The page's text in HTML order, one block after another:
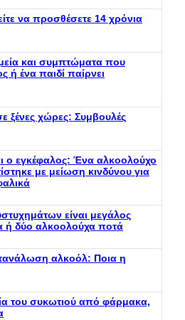
να προσθέσετε 14 χρόνια
και συμπτώματα που
ή ένα παιδί παίρνει
ξένες χώρες: Συμβουλές
ο εγκέφαλος: Ένα αλκοολούχο
με μείωση κινδύνου για
είναι μεγάλος
ή δύο αλκοολούχα ποτά
αλκοόλ: Ποια η
του συκωτιού από φάρμακα,